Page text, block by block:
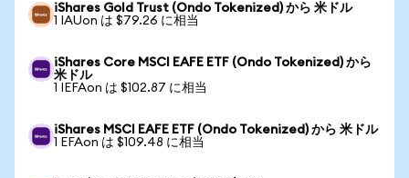
iShares Gold Trust (Ondo Tokenized) から 米ドル
1 IAUon は $79.26 に相当
iShares Core MSCI EAFE ETF (Ondo Tokenized) から
米ドル
1 IEFAon は $102.87 に相当
iShares MSCI EAFE ETF (Ondo Tokenized) から 米ドル
1 EFAon は $109.48 に相当